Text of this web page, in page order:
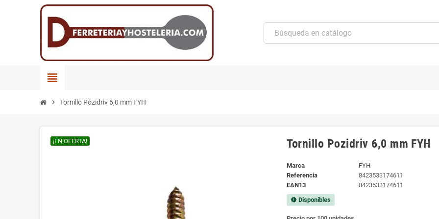
view_headline
chevron_right Tornillo Pozidriv 6,0 mm FYH
¡EN OFERTA! Tornillo Pozidriv 6,0 mm FYH
Marca
FYH
Referencia
8423533174611
EAN13
8423533174611
new_releasesDisponibles